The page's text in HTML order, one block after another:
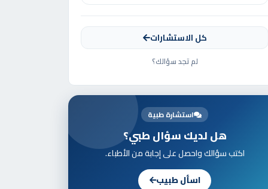
كل الاستشارات
لم تجد سؤالك؟
استشارة طبية
هل لديك سؤال طبي؟
اكتب سؤالك واحصل على إجابة من الأطباء.
اسأل طبيب